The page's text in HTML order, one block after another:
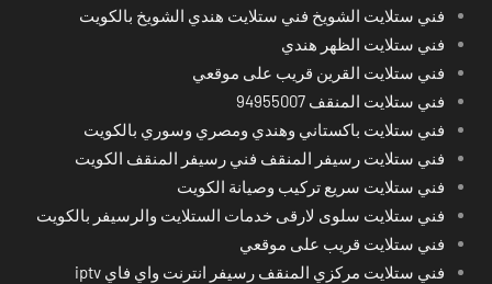
فني ستلايت الشويخ فني ستلايت هندي الشويخ بالكويت
فني ستلايت الظهر هندي
فني ستلايت القرين قريب على موقعي
فني ستلايت المنقف 94955007
فني ستلايت باكستاني وهندي ومصري وسوري بالكويت
فني ستلايت رسيفر المنقف فني رسيفر المنقف الكويت
فني ستلايت سريع تركيب وصيانة الكويت
فني ستلايت سلوى لارقى خدمات الستلايت والرسيفر بالكويت
فني ستلايت قريب على موقعي
فني ستلايت مركزي المنقف رسيفر انترنت واي فاي iptv